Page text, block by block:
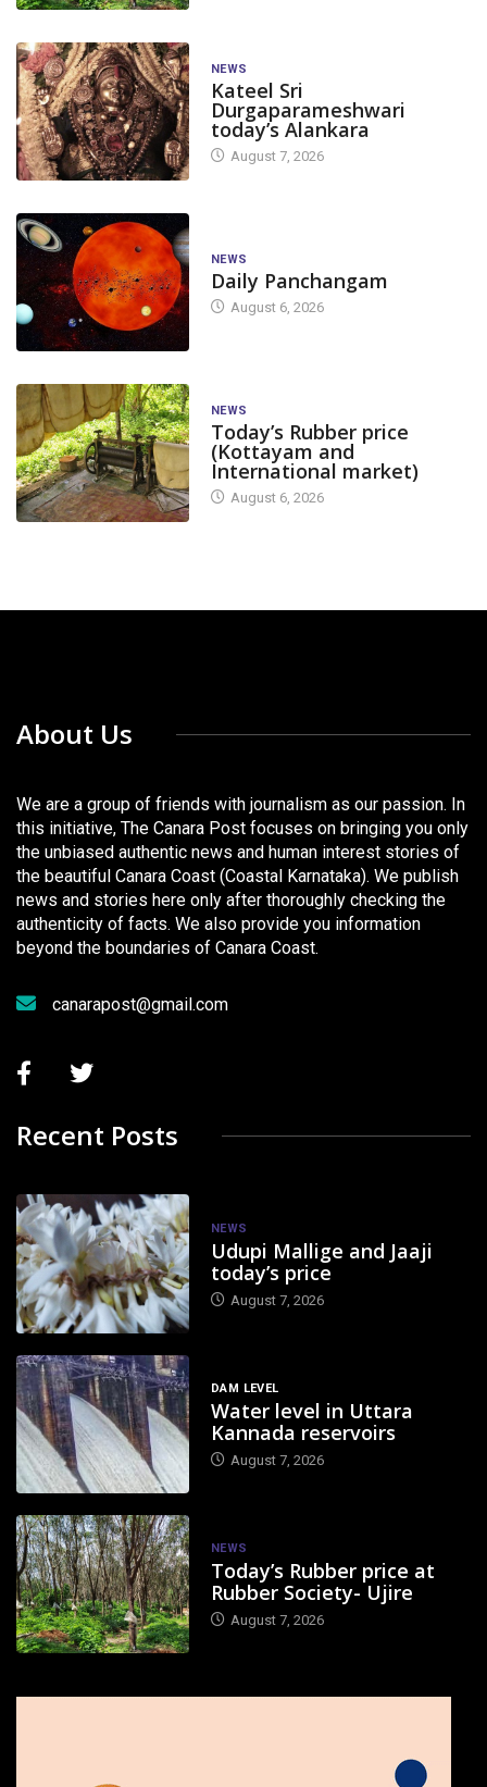
NEWS
Kateel Sri
Durgaparameshwari
today’s Alankara
August 7, 2026
NEWS
Daily Panchangam
August 6, 2026
NEWS
Today’s Rubber price
(Kottayam and
International market)
August 6, 2026
About Us
We are a group of friends with journalism as our passion. In
this initiative, The Canara Post focuses on bringing you only
the unbiased authentic news and human interest stories of
the beautiful Canara Coast (Coastal Karnataka). We publish
news and stories here only after thoroughly checking the
authenticity of facts. We also provide you information
beyond the boundaries of Canara Coast.
canarapost@gmail.com
Recent Posts
NEWS
Udupi Mallige and Jaaji
today’s price
August 7, 2026
DAM LEVEL
Water level in Uttara
Kannada reservoirs
August 7, 2026
NEWS
Today’s Rubber price at
Rubber Society- Ujire
August 7, 2026